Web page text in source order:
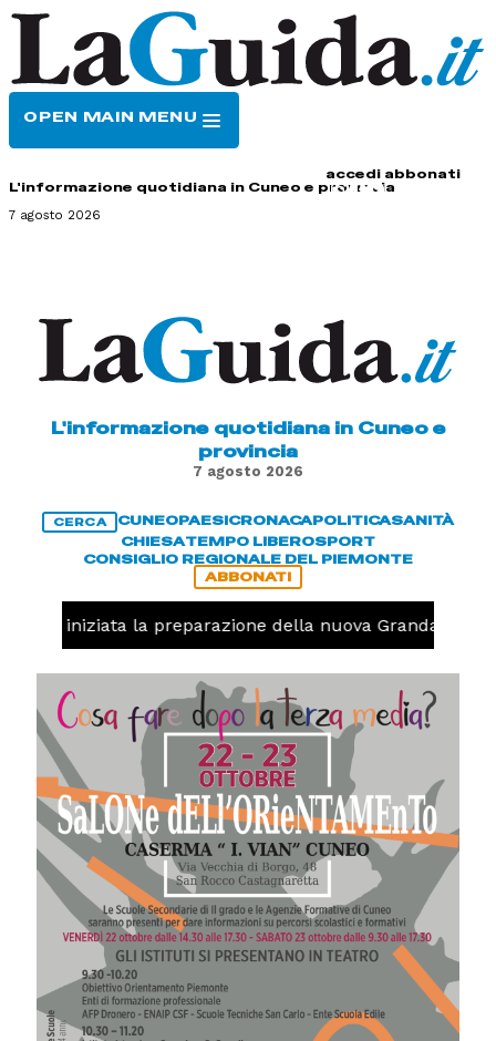
OPEN MAIN MENU
accedi abbonati
L'informazione quotidiana in Cuneo e provincia
7 agosto 2026
L'informazione quotidiana in Cuneo e
provincia
7 agosto 2026
CERCA CUNEOPAESICRONACAPOLITICASANITÀ
CHIESATEMPO LIBEROSPORT
CONSIGLIO REGIONALE DEL PIEMONTE
ABBONATI
iniziata la preparazione della nuova Granda Volley